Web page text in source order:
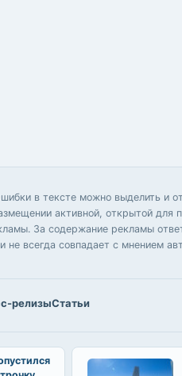
в тексте можно выделить и
активной, открытой
За содержание рекламы
всегда совпадает с мнением
релизыСтатьи